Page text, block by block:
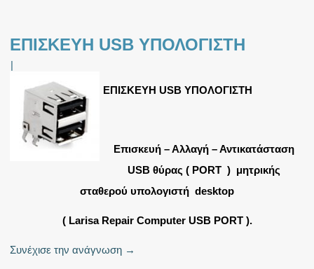
ΕΠΙΣΚΕΥΗ USB ΥΠΟΛΟΓΙΣΤΗ
|
ΕΠΙΣΚΕΥΗ USB ΥΠΟΛΟΓΙΣΤΗ
Επισκευή – Αλλαγή – Αντικατάσταση
USB θύρας ( PORT ) μητρικής
σταθερού υπολογιστή desktop
( Larisa Repair Computer USB PORT ).
Συνέχισε την ανάγνωση →